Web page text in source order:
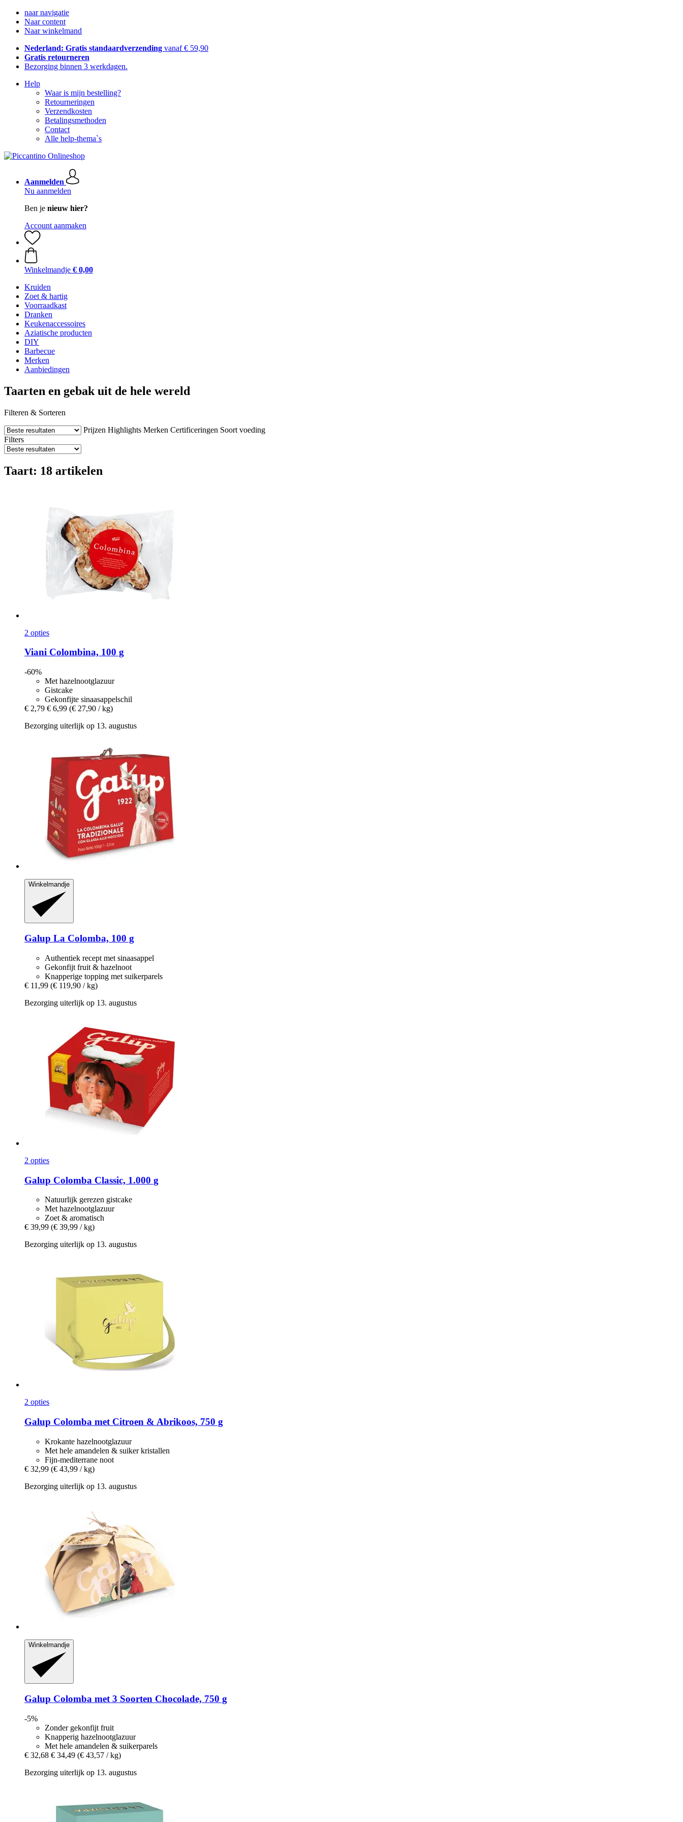
naar navigatie
Naar content
Naar winkelmand
Nederland: Gratis standaardverzending vanaf € 59,90
Gratis retourneren
Bezorging binnen 3 werkdagen.
Help
Waar is mijn bestelling?
Retourneringen
Verzendkosten
Betalingsmethoden
Contact
Alle help-thema`s
Aanmelden
Nu aanmelden
Ben je nieuw hier?
Account aanmaken
Winkelmandje € 0,00
Kruiden
Zoet & hartig
Voorraadkast
Dranken
Keukenaccessoires
Aziatische producten
DIY
Barbecue
Merken
Aanbiedingen
Taarten en gebak uit de hele wereld
Filteren & Sorteren
Prijzen Highlights Merken Certificeringen Soort voeding
Filters
Taart: 18 artikelen
2 opties
Viani Colombina, 100 g
-60%
Met hazelnootglazuur
Gistcake
Gekonfijte sinaasappelschil
€ 2,79 € 6,99 (€ 27,90 / kg)
Bezorging uiterlijk op 13. augustus
Winkelmandje
Galup La Colomba, 100 g
Authentiek recept met sinaasappel
Gekonfijt fruit & hazelnoot
Knapperige topping met suikerparels
€ 11,99 (€ 119,90 / kg)
Bezorging uiterlijk op 13. augustus
2 opties
Galup Colomba Classic, 1.000 g
Natuurlijk gerezen gistcake
Met hazelnootglazuur
Zoet & aromatisch
€ 39,99 (€ 39,99 / kg)
Bezorging uiterlijk op 13. augustus
2 opties
Galup Colomba met Citroen & Abrikoos, 750 g
Krokante hazelnootglazuur
Met hele amandelen & suiker kristallen
Fijn-mediterrane noot
€ 32,99 (€ 43,99 / kg)
Bezorging uiterlijk op 13. augustus
Winkelmandje
Galup Colomba met 3 Soorten Chocolade, 750 g
-5%
Zonder gekonfijt fruit
Knapperig hazelnootglazuur
Met hele amandelen & suikerparels
€ 32,68 € 34,49 (€ 43,57 / kg)
Bezorging uiterlijk op 13. augustus